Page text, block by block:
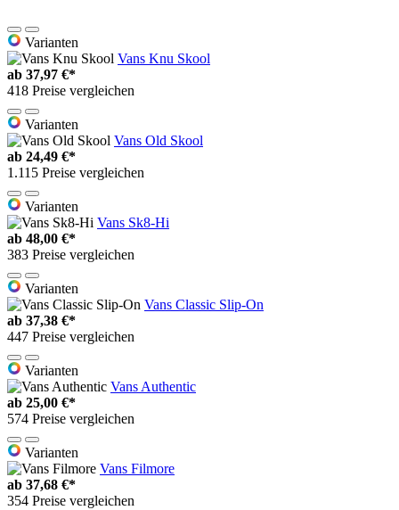
Varianten
Vans Knu Skool
ab 37,97 €*
418 Preise vergleichen
Varianten
Vans Old Skool
ab 24,49 €*
1.115 Preise vergleichen
Varianten
Vans Sk8-Hi
ab 48,00 €*
383 Preise vergleichen
Varianten
Vans Classic Slip-On
ab 37,38 €*
447 Preise vergleichen
Varianten
Vans Authentic
ab 25,00 €*
574 Preise vergleichen
Varianten
Vans Filmore
ab 37,68 €*
354 Preise vergleichen